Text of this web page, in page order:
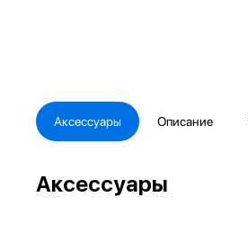
Аксессуары Описание
Аксессуары